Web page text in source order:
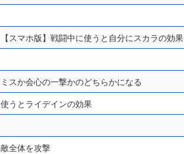
【スマホ版】戦闘中に使うと自分にスカラの効果
ミスか会心の一撃かのどちらかになる
使うとライデインの効果
敵全体を攻撃